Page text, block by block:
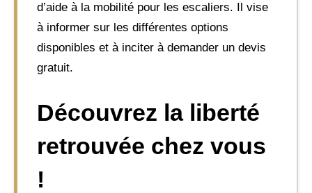
d’aide à la mobilité pour les escaliers. Il vise
à informer sur les différentes options
disponibles et à inciter à demander un devis
gratuit.
Découvrez la liberté
retrouvée chez vous
!